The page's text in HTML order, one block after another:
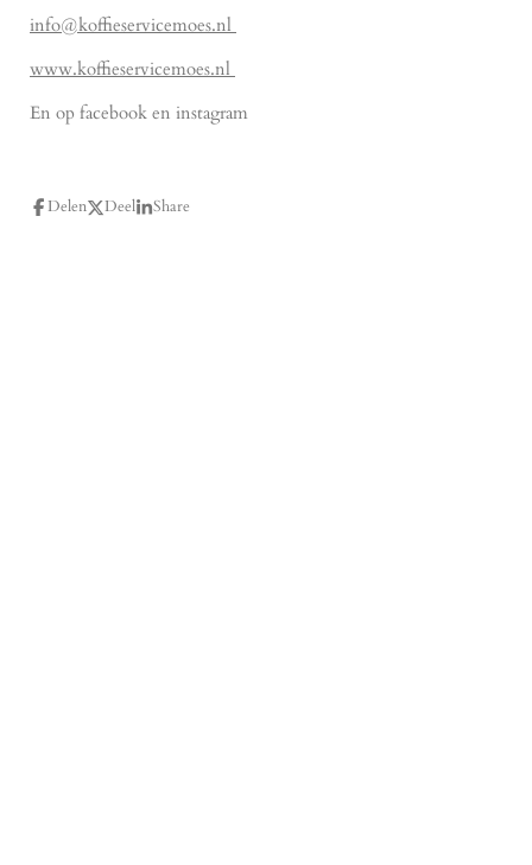
info@koffieservicemoes.nl
www.koffieservicemoes.nl
En op facebook en instagram
Delen Deel Share